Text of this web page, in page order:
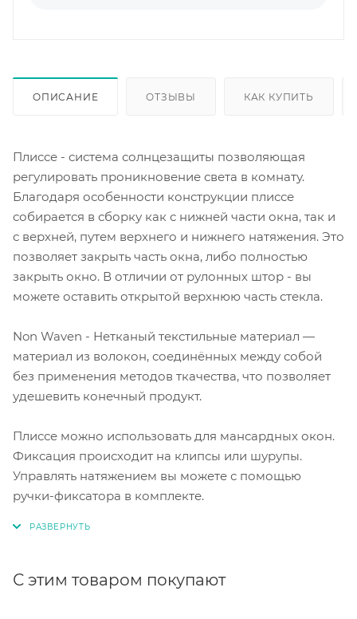
ОПИСАНИЕ ОТЗЫВЫ КАК КУПИТЬ
Плиссе - система солнцезащиты позволяющая
регулировать проникновение света в комнату.
Благодаря особенности конструкции плиссе
собирается в сборку как с нижней части окна, так и
с верхней, путем верхнего и нижнего натяжения. Это
позволяет закрыть часть окна, либо полностью
закрыть окно. В отличии от рулонных штор - вы
можете оставить открытой верхнюю часть стекла.
Non Waven - Нетканый текстильные материал —
материал из волокон, соединённых между собой
без применения методов ткачества, что позволяет
удешевить конечный продукт.
Плиссе можно использовать для мансардных окон.
Фиксация происходит на клипсы или шурупы.
Управлять натяжением вы можете с помощью
ручки-фиксатора в комплекте.
С этим товаром покупают